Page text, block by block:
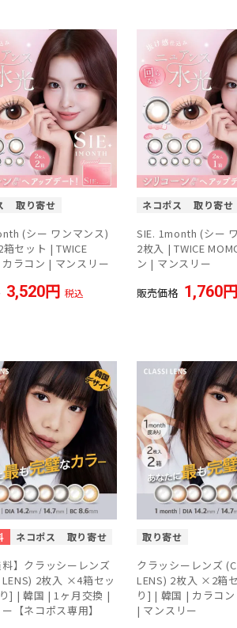
取り寄せ
(シー ワンマンス)
セット | TWICE
ラコン | マンスリー
3,520 税込
ネコポス 取り寄せ
SIE. 1month (シー
2枚入 | TWICE
ン | マンスリー
販売価格 1,760
ネコポス 取り寄せ
料】クラッシーレンズ
LENS) 2枚入 ×4箱セッ
] | 韓国 | 1ヶ月交換 |
【ネコポス専用】
取り寄せ
クラッシーレンズ
LENS) 2枚入 ×2箱
り] | 韓国 | カラコ
| マンスリー